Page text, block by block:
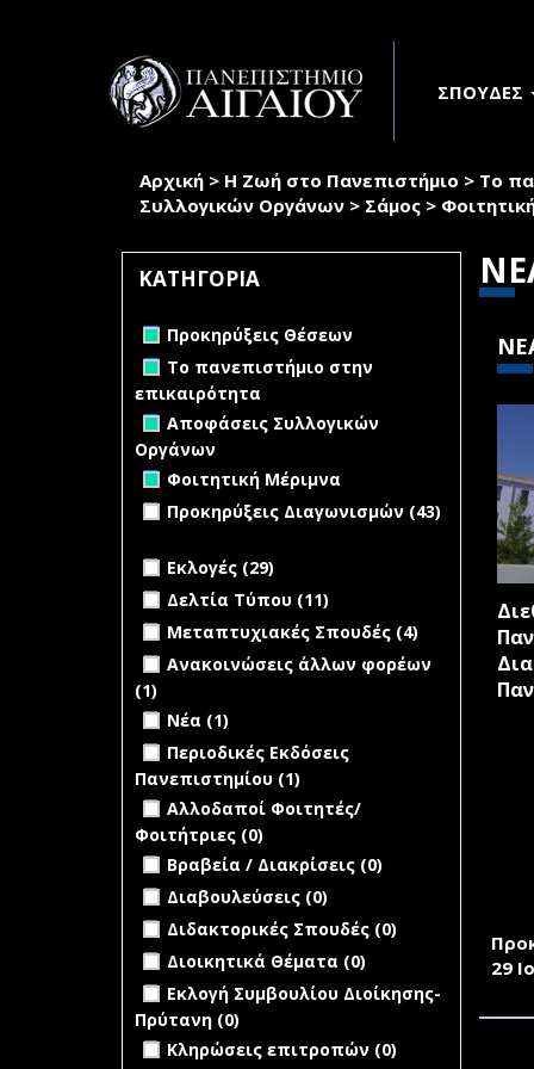
ΣΠΟΥΔΕΣ
Είστε εδώ
Αρχική > Η Ζωή στο Πανεπιστήμιο > Το
Συλλογικών Οργάνων > Σάμος >
29
ΚΑΤΗΓΟΡΙΑ
Remove Προκηρύξεις Θέσεων filter
Προκηρύξεις Θέσεων
Remove Το πανεπιστήμιο στην
επικαιρότητα filter
Το πανεπιστήμιο στην
επικαιρότητα
Remove Αποφάσεις Συλλογικών
Οργάνων filter
Αποφάσεις Συλλογικών
Οργάνων
Remove Φοιτητική Μέριμνα filter
Φοιτητική Μέριμνα
Apply Προκηρύξεις Διαγωνισμών
Προκηρύξεις Διαγωνισμών (43)
filter
Apply Εκλογές filter
Εκλογές (29)
Apply Δελτία Τύπου filter
Δελτία Τύπου (11)
Apply Μεταπτυχιακές Σπουδές filter
Μεταπτυχιακές Σπουδές (4)
Σπουδές
Apply Ανακοινώσεις άλλων φορέων
filter
Ανακοινώσεις άλλων φορέων
(1)
φορέων filter
Apply Νέα filter
Νέα (1)
Apply Περιοδικές Εκδόσεις
Πανεπιστημίου filter
Περιοδικές Εκδόσεις
Πανεπιστημίου (1)
Εκδόσεις
Πανεπιστημίου
undefined
Αλλοδαποί Φοιτητές/
Φοιτήτριες (0)
undefined
Βραβεία / Διακρίσεις (0)
undefined
Διαβουλεύσεις (0)
undefined
Διδακτορικές Σπουδές (0)
undefined
Διοικητικά Θέματα (0)
undefined
Εκλογή Συμβουλίου Διοίκησης-
Πρύτανη (0)
undefined
Κληρώσεις επιτροπών (0)